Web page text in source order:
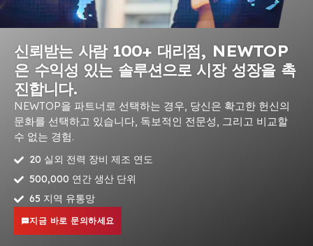
신뢰받는 사람 100+ 대리점, NEWTOP
은 수익성 있는 솔루션으로 시장 성장을 촉
진합니다.
NEWTOP을 파트너로 선택하는 경우, 당신은 확고한 헌신의
문화를 선택하고 있습니다, 독보적인 전문성, 그리고 비교할
수 없는 경험.
20 실외 전력 장비 제조 연도
500,000 연간 생산 단위
65 지역 유통망
지금 바로 문의하세요